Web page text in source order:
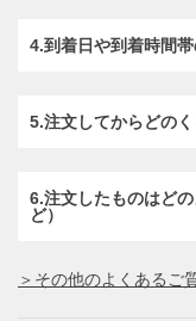
4.到着日や到着時間
5.注文してからどの
6.注文したものはど
ど）
＞その他のよくあるご